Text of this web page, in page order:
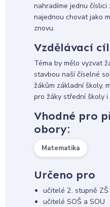
nahradíme jednu číslici
najednou chovat jako
znovu.
Vzdělávací cíl
Téma by mělo vyzvat
stavbou naší číselné
žákům základní školy,
pro žáky střední školy
Vhodné pro
obory:
Matematika
Určeno pro
učitelé 2. stupně ZŠ
učitelé SOŠ a SOU